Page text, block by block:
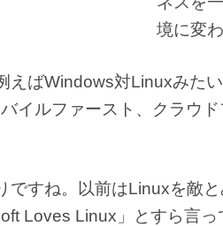
境に変
えばWindows対Linuxみた
イルファースト、クラウ
ですね。以前はLinuxを敵
Loves Linux」とすら言っ